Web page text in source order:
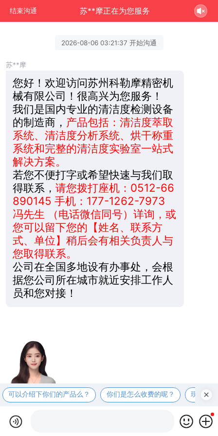
结束沟通 苏**摩正在为您服务
2026-08-06 03:21:37 开始沟通
苏**摩
您好！欢迎访问苏州科勒摩精密机
械有限公司！很高兴为您服务！
我们是国内专业的清洁度检测设备
的制造商， 产品包括：清洁度萃取
系统、清洁度分析系统、烘干称重
系统和完整的清洁度实验室一站式
解决方案。
若您不便打字或希望快速与我们取
得联系， 请您拨打座机：0512-66
890145 手机：177-1262-7973
冯先生 （电话微信同号）详询，或
您可以留下您的【姓名、联系方
式、单位】稍后会有相关负责人与
您取得联系。
公司在全国多地设有办事处，会根
据您公司所在城市就近安排工作人
员和您对接！
可以介绍下你们的产品么？ 你们是怎么收费的呢？ 现在有